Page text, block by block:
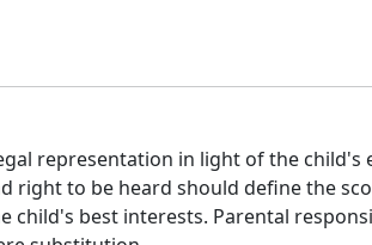
representation in light of the child's
right to be heard should define the
best interests. Parental